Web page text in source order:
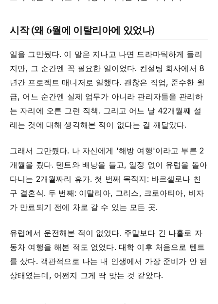
시작 (왜 6월에 이탈리아에 있었나)
일을 그만뒀다. 이 말은 지나고 나면 드라마틱하게 들리
지만, 그 순간엔 꼭 필요한 일이었다. 컨설팅 회사에서 8
년간 프로젝트 매니저로 일했다. 괜찮은 직업, 준수한 월
급, 어느 순간엔 실제 업무가 아니라 관리자들을 관리하
는 자리에 오른 그런 직책. 그리고 어느 날 42개월째 설
레는 것에 대해 생각해본 적이 없다는 걸 깨달았다.
그래서 그만뒀다. 나 자신에게 '해방 여행'이라고 부른 2
개월을 줬다. 텐트와 배낭을 들고, 일정 없이 유럽을 돌아
다니는 2개월짜리 휴가. 첫 번째 목적지: 바르셀로나 친
구 결혼식. 두 번째: 이탈리아, 그리스, 크로아티아, 비자
가 만료되기 전에 차로 갈 수 있는 모든 곳.
유럽에서 운전해본 적이 없었다. 주말보다 긴 나홀로 자
동차 여행을 해본 적도 없었다. 대학 이후 처음으로 텐트
를 샀다. 객관적으로 나는 내 인생에서 가장 준비가 안 된
상태였는데, 어쩐지 그게 딱 맞는 것 같았다.